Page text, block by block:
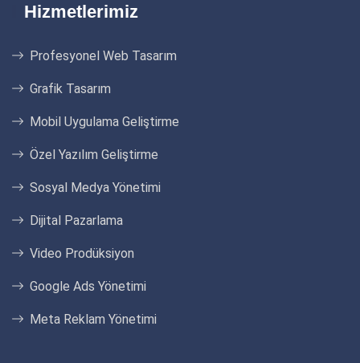
Hizmetlerimiz
Profesyonel Web Tasarım
Grafik Tasarım
Mobil Uygulama Geliştirme
Özel Yazılım Geliştirme
Sosyal Medya Yönetimi
Dijital Pazarlama
Video Prodüksiyon
Google Ads Yönetimi
Meta Reklam Yönetimi